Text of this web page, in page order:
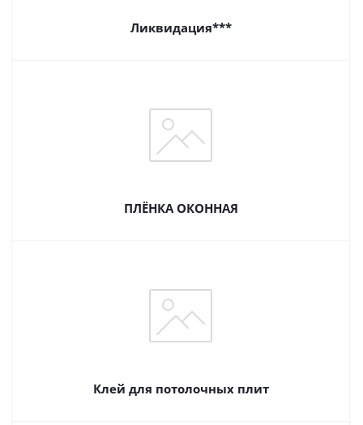
Ликвидация***
ПЛЁНКА ОКОННАЯ
Клей для потолочных плит